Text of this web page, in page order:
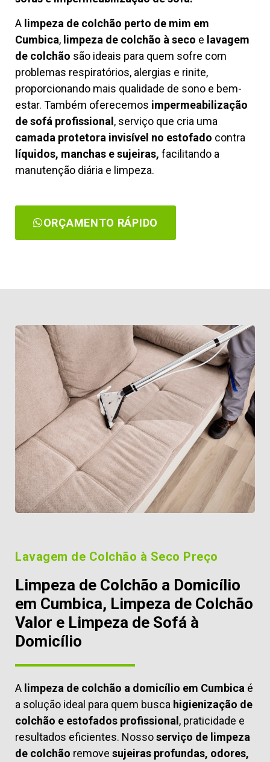
A limpeza de colchão perto de mim em
Cumbica, limpeza de colchão à seco e lavagem
de colchão são ideais para quem sofre com
problemas respiratórios, alergias e rinite,
proporcionando mais qualidade de sono e bem-
estar. Também oferecemos impermeabilização
de sofá profissional , serviço que cria uma
camada protetora invisível no estofado contra
líquidos, manchas e sujeiras, facilitando a
manutenção diária e limpeza.
ORÇAMENTO RÁPIDO
Lavagem de Colchão à Seco Preço
Limpeza de Colchão a Domicílio
em Cumbica, Limpeza de Colchão
Valor e Limpeza de Sofá à
Domicílio
A limpeza de colchão a domicílio em Cumbica é
a solução ideal para quem busca higienização de
colchão e estofados profissional, praticidade e
resultados eficientes. Nossoserviço de limpeza
de colchão remove sujeiras profundas, odores,